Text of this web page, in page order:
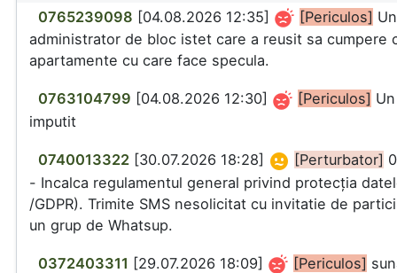
0765239098 [04.08.2026 12:35] [Periculos] Un
administrator de bloc istet care a reusit sa cumpere
apartamente cu care face specula.
0763104799 [04.08.2026 12:30] [Periculos]
imputit
0740013322 [30.07.2026 18:28] [Perturbator]
- Incalca regulamentul general privind protecția
/GDPR). Trimite SMS nesolicitat cu invitatie de
un grup de Whatsup.
0372403311 [29.07.2026 18:09] [Periculos]